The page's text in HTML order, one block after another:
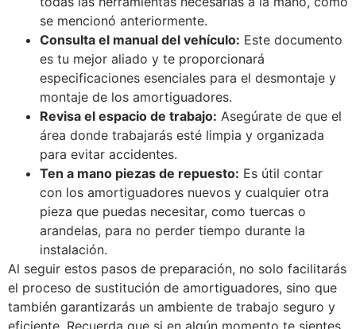
se mencionó anteriormente.
Consulta el manual del vehículo: Este documento
es tu mejor aliado y te proporcionará
especificaciones esenciales para el desmontaje y
montaje de los amortiguadores.
Revisa el espacio de trabajo: Asegúrate de que el
área donde trabajarás esté limpia y organizada
para evitar accidentes.
Ten a mano piezas de repuesto: Es útil contar
con los amortiguadores nuevos y cualquier otra
pieza que puedas necesitar, como tuercas o
arandelas, para no perder tiempo durante la
instalación.
Al seguir estos pasos de preparación, no solo facilitarás
el proceso de sustitución de amortiguadores, sino que
también garantizarás un ambiente de trabajo seguro y
eficiente. Recuerda que si en algún momento te sientes